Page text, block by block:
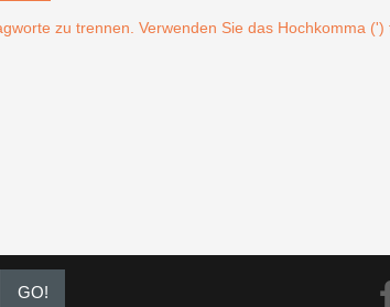
zu trennen. Verwenden Sie das Hochkomma
GO!